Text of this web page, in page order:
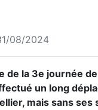
08/2024
de la 3e journée de
un long
mais sans